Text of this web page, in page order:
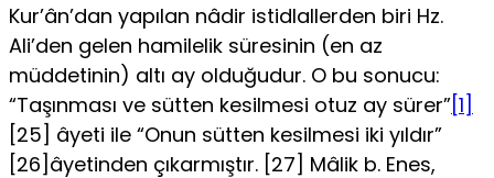
Kur’ân’dan yapılan nâdir istidlallerden biri Hz.
Ali’den gelen hamilelik süresinin (en az
müddetinin) altı ay olduğudur. O bu so­nucu:
“Taşınması ve sütten kesilmesi otuz ay sürer”[1]
[25] âyeti ile “Onun sütten kesilmesi iki yıldır”
[26]âyetinden çıkarmıştır. [27] Mâlik b. Enes,